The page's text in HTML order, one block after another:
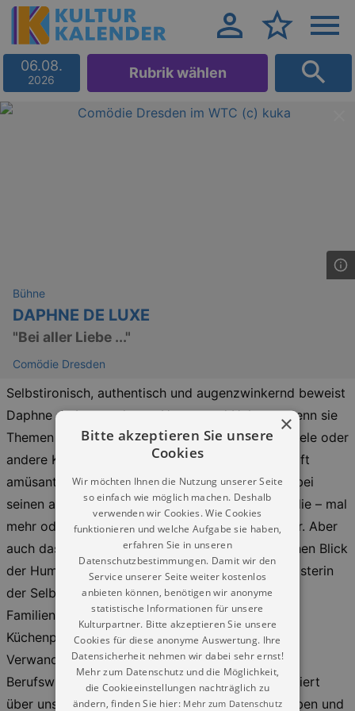
06.08.
2026 Rubrik wählen
Bühne
DAPHNE DE LUXE
"Bei aller Liebe ..."
Comödie Dresden
Selbstironisch, authentisch und augenzwinkernd beweist
Daphne de Luxe gekonnt Humor und Haltung, wenn sie
Themen wie Influencer, Ekelfaszination, Rollenspiele oder
andere Kuriositäten im Leben ihrer Verwandtschaft
amüsant beleuchtet. Denn wer lässt sich besser bei
seinen alltäglichen Eigenheiten beobachten, als die – mal
mehr oder weniger geliebten – Familienmitglieder. Aber
auch das eigene Spiegelbild kommt beim kritischen Blick
der Humoristin natürlich niemals zu kurz. Die Meisterin
der Selbstironie schwelgt in Erinnerungen an
Familienfeste, analysiert mit erheiternder
Küchenpsychologie die seltsamen Hobbys der
Verwandtschaft ebenso wie die merkwürdigen
Berufswünsche der jungen Generation, philosophiert
über unsere mitunter widersprüchliche Art zu Leben und
×
Bitte akzeptieren Sie unsere
Cookies
Wir möchten Ihnen die Nutzung unserer Seite
so einfach wie möglich machen. Deshalb
verwenden wir Cookies. Wie Cookies
funktionieren und welche Aufgabe sie haben,
erfahren Sie in unseren
Datenschutzbestimmungen. Damit wir den
Service unserer Seite weiter kostenlos
anbieten können, benötigen wir anonyme
statistische Informationen für unsere
Kulturpartner. Bitte akzeptieren Sie unsere
Cookies für diese anonyme Auswertung. Ihre
Datensicherheit nehmen wir dabei sehr ernst!
Mehr zum Datenschutz und die Möglichkeit,
die Cookieeinstellungen nachträglich zu
ändern, finden Sie hier: Mehr zum Datenschutz